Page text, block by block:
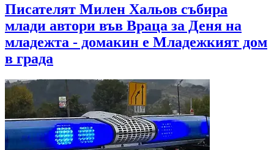
Писателят Милен Хальов събира
млади автори във Враца за Деня на
младежта - домакин е Младежкият дом
в града